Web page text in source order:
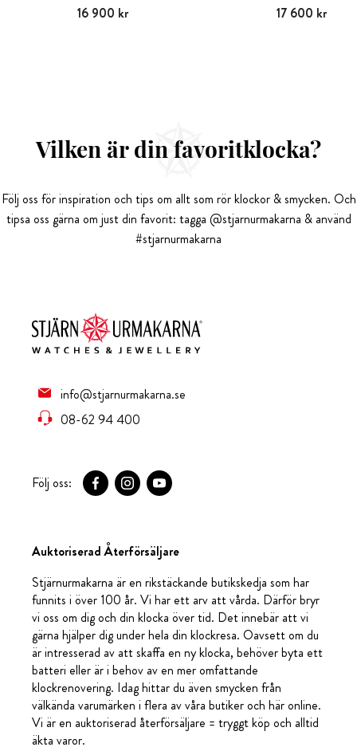
Pris: 16 900 kr
16 900 kr Pris: 17 600 kr
17 600 kr
Vilken är din favoritklocka?
Följ oss för inspiration och tips om allt som rör klockor & smycken. Och
tipsa oss gärna om just din favorit: tagga @stjarnurmakarna & använd
#stjarnurmakarna
info@stjarnurmakarna.se
08-62 94 400
Följ oss:
Auktoriserad Återförsäljare
Stjärnurmakarna är en rikstäckande butikskedja som har
funnits i över 100 år. Vi har ett arv att vårda. Därför bryr
vi oss om dig och din klocka över tid. Det innebär att vi
gärna hjälper dig under hela din klockresa. Oavsett om du
är intresserad av att skaffa en ny klocka, behöver byta ett
batteri eller är i behov av en mer omfattande
klockrenovering. Idag hittar du även smycken från
välkända varumärken i flera av våra butiker och här online.
Vi är en auktoriserad återförsäljare = tryggt köp och alltid
äkta varor.